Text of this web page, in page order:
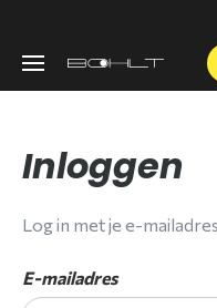
Inloggen
Log in met je e-
E-mailadres